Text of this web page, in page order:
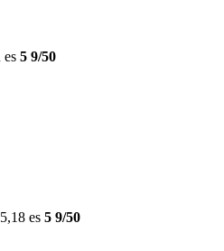
es 5 9/50
es 5 9/50